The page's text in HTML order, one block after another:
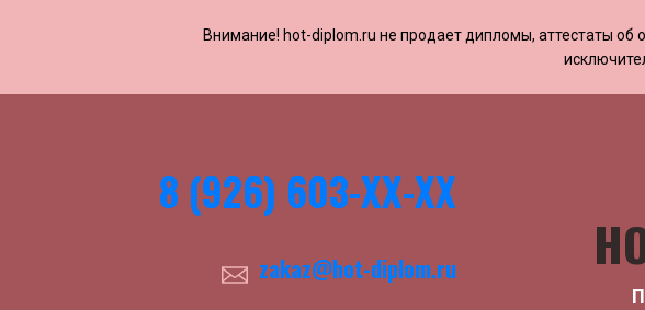
Внимание! ​​​​hot-diplom.ru не продает дипломы, аттестаты об
8 (926) 603-ХХ-ХХ
zakaz@hot-diplom.ru